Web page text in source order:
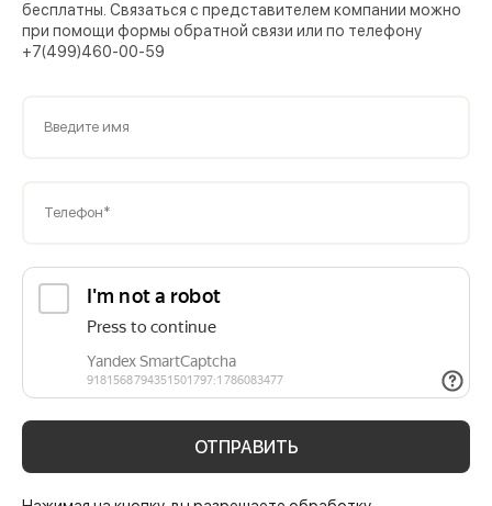
бесплатны. Связаться с представителем компании можно
при помощи формы обратной связи или по телефону
+7(499)460-00-59
Введите имя
Телефон*
ОТПРАВИТЬ